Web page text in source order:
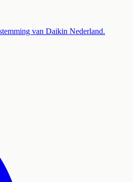
van Daikin Nederland.